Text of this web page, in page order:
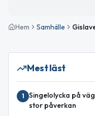
Hem Samhälle
Mest läst
1
Singelolycka på
stor påverkan